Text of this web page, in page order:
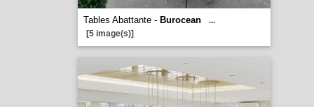
Tables Abattante - Burocean
...
[5 image(s)]